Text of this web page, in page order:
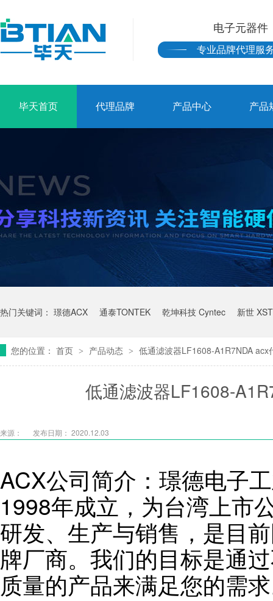
电子元器件
专业品牌代理服
毕天首页 代理品牌 产品中心 产品
热门关键词： 璟德ACX 通泰TONTEK 乾坤科技 Cyntec 新世
您的位置： 首页 > 产品动态 > 低通滤波器LF1608-A1R7NDA
低通滤波器LF1608-
来源： 发布日期： 2020.12.03
ACX公司简介：璟德电子
1998年成立，为台湾上市
研发、生产与销售，是目
牌厂商。我们的目标是通
质量的产品来满足您的需